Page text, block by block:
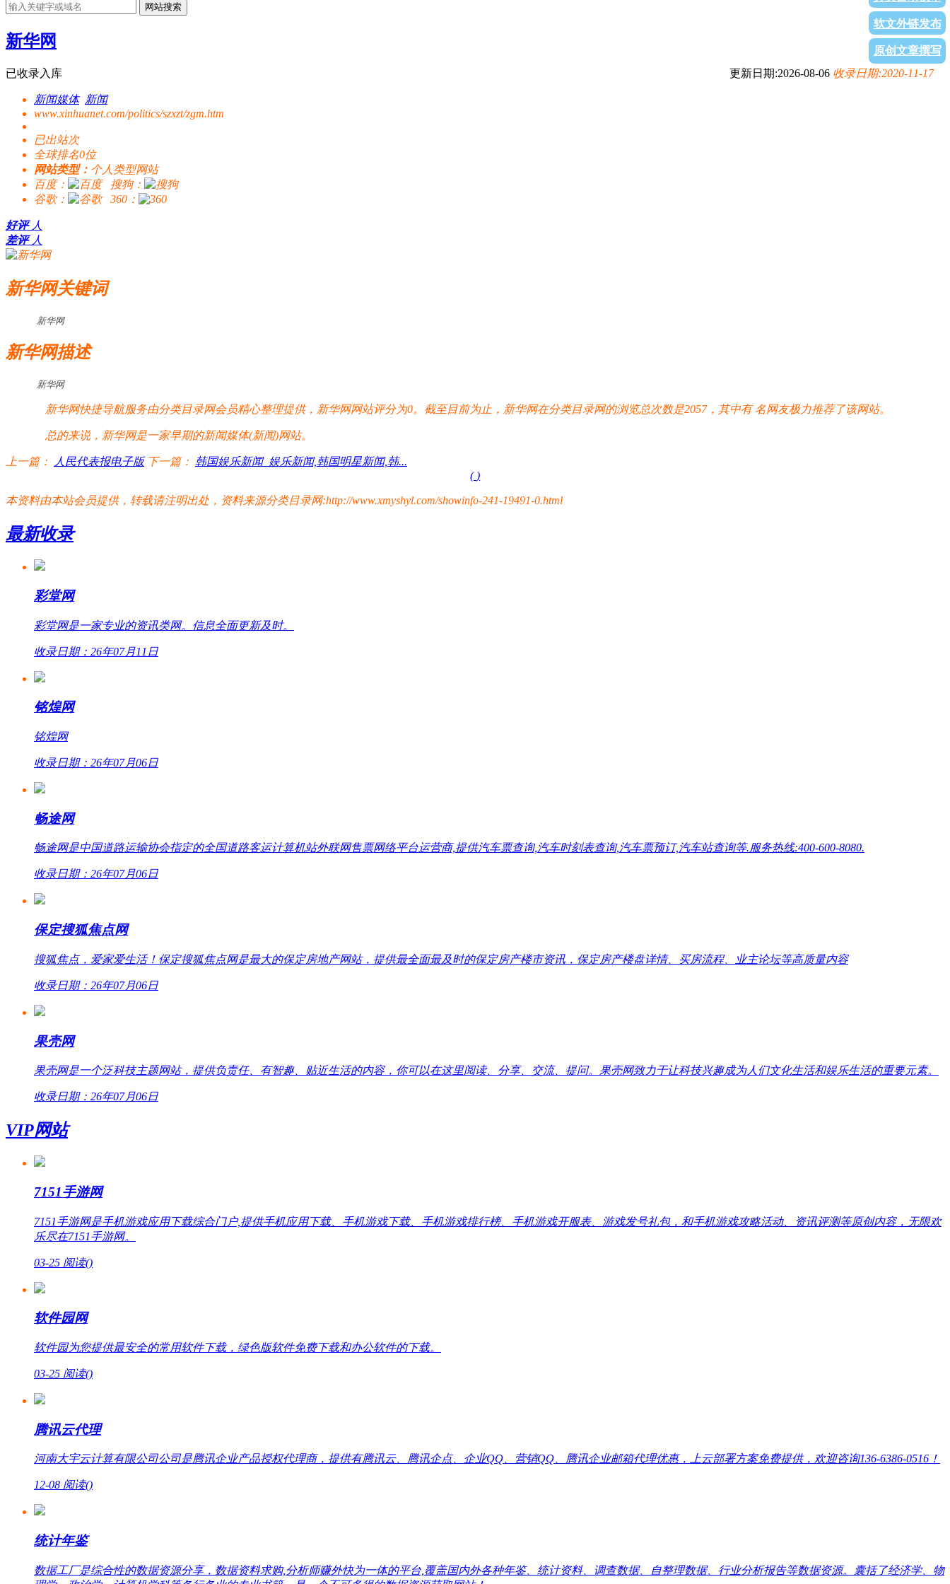
软文外链发布
原创文章撰写
网站搜索
新华网
已收录入库 更新日期:2026-08-06 收录日期:2020-11-17
新闻媒体 新闻
www.xinhuanet.com/politics/szxzt/zgm.htm
已出站次
全球排名0位
网站类型： 个人类型网站
百度：
搜狗：
谷歌：
360：
好评 人
差评 人
新华网关键词
新华网
新华网描述
新华网
新华网快捷导航服务由分类目录网会员精心整理提供，新华网网站评分为0。截至目前为止，新华网在分类目录网的浏览总次数是2057，其中有名网友极力推荐了该网站。
总的来说，新华网是一家早期的新闻媒体(新闻)网站。
上一篇： 人民代表报电子版 下一篇： 韩国娱乐新闻_娱乐新闻,韩国明星新闻,韩...
( )
本资料由本站会员提供，转载请注明出处，资料来源分类目录网:http://www.xmyshyl.com/showinfo-241-19491-0.html
最新收录
彩堂网
彩堂网是一家专业的资讯类网。信息全面更新及时。
收录日期：26年07月11日
铭煌网
铭煌网
收录日期：26年07月06日
畅途网
畅途网是中国道路运输协会指定的全国道路客运计算机站外联网售票网络平台运营商,提供汽车票查询,汽车时刻表查询,汽车票预订,汽车站查询等.服务热线:400-600-8080.
收录日期：26年07月06日
保定搜狐焦点网
搜狐焦点，爱家爱生活！保定搜狐焦点网是最大的保定房地产网站，提供最全面最及时的保定房产楼市资讯，保定房产楼盘详情、买房流程、业主论坛等高质量内容
收录日期：26年07月06日
果壳网
果壳网是一个泛科技主题网站，提供负责任、有智趣、贴近生活的内容，你可以在这里阅读、分享、交流、提问。果壳网致力于让科技兴趣成为人们文化生活和娱乐生活的重要元素。
收录日期：26年07月06日
VIP网站
7151手游网
7151手游网是手机游戏应用下载综合门户,提供手机应用下载、手机游戏下载、手机游戏排行榜、手机游戏开服表、游戏发号礼包，和手机游戏攻略活动、资讯评测等原创内容，无限欢
乐尽在7151手游网。
03-25 阅读()
软件园网
软件园为您提供最安全的常用软件下载，绿色版软件免费下载和办公软件的下载。
03-25 阅读()
腾讯云代理
河南大宇云计算有限公司公司是腾讯企业产品授权代理商，提供有腾讯云、腾讯企点、企业QQ、营销QQ、腾讯企业邮箱代理优惠，上云部署方案免费提供，欢迎咨询136-6386-0516！
12-08 阅读()
统计年鉴
数据工厂是综合性的数据资源分享，数据资料求购,分析师赚外快为一体的平台,覆盖国内外各种年鉴、统计资料、调查数据、自整理数据、行业分析报告等数据资源。囊括了经济学、物